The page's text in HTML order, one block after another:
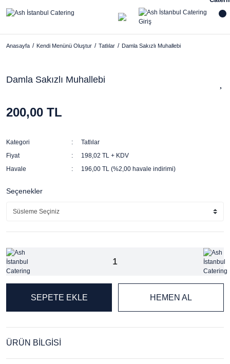
Anasayfa Kendi Menünü Oluştur Tatlılar Damla Sakızlı Muhallebi
Damla Sakızlı Muhallebi
200,00 TL
Kategori
Tatlılar
Fiyat
198,02 TL + KDV
Havale
196,00 TL (%2,00 havale indirimi)
Seçenekler
SEPETE EKLE HEMEN AL
ÜRÜN BİLGİSİ